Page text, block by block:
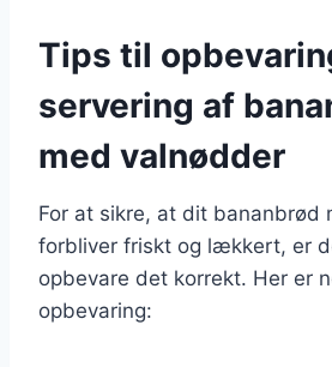
Tips til
servering af
med valnødder
For at sikre, at dit bananbrød
forbliver friskt og lækkert, er
opbevare det korrekt. Her er
opbevaring: